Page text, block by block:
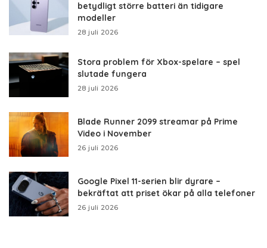
betydligt större batteri än tidigare
modeller
28 juli 2026
Stora problem för Xbox-spelare – spel
slutade fungera
28 juli 2026
Blade Runner 2099 streamar på Prime
Video i November
26 juli 2026
Google Pixel 11-serien blir dyrare –
bekräftat att priset ökar på alla telefoner
26 juli 2026